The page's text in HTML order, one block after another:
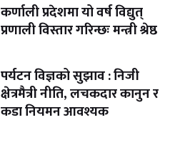
कर्णाली प्रदेशमा यो वर्ष विद्युत्
प्रणाली विस्तार गरिन्छः मन्त्री श्रेष्ठ
पर्यटन विज्ञको सुझाव : निजी
क्षेत्रमैत्री नीति, लचकदार कानुन र
कडा नियमन आवश्यक